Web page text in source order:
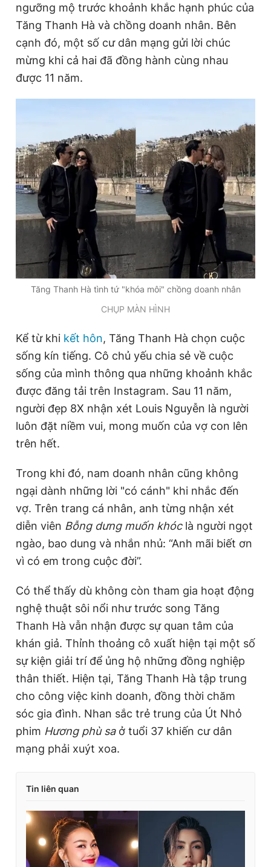
ngưỡng mộ trước khoảnh khắc hạnh phúc của
Tăng Thanh Hà và chồng doanh nhân. Bên
cạnh đó, một số cư dân mạng gửi lời chúc
mừng khi cả hai đã đồng hành cùng nhau
được 11 năm.
Tăng Thanh Hà tình tứ "khóa môi" chồng doanh nhân
CHỤP MÀN HÌNH
Kể từ khi kết hôn, Tăng Thanh Hà chọn cuộc
sống kín tiếng. Cô chủ yếu chia sẻ về cuộc
sống của mình thông qua những khoảnh khắc
được đăng tải trên Instagram. Sau 11 năm,
người đẹp 8X nhận xét Louis Nguyễn là người
luôn đặt niềm vui, mong muốn của vợ con lên
trên hết.
Trong khi đó, nam doanh nhân cũng không
ngại dành những lời "có cánh" khi nhắc đến
vợ. Trên trang cá nhân, anh từng nhận xét
diễn viên Bỗng dưng muốn khóclà người ngọt
ngào, bao dung và nhắn nhủ: “Anh mãi biết ơn
vì có em trong cuộc đời”.
Có thể thấy dù không còn tham gia hoạt động
nghệ thuật sôi nổi như trước song Tăng
Thanh Hà vẫn nhận được sự quan tâm của
khán giả. Thỉnh thoảng cô xuất hiện tại một số
sự kiện giải trí để ủng hộ những đồng nghiệp
thân thiết. Hiện tại, Tăng Thanh Hà tập trung
cho công việc kinh doanh, đồng thời chăm
sóc gia đình. Nhan sắc trẻ trung của Út Nhỏ
phim Hương phù saở tuổi 37 khiến cư dân
mạng phải xuýt xoa.
Tin liên quan